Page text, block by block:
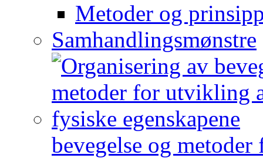
Metoder og
Samhandlingsmønstre
bevegelse og